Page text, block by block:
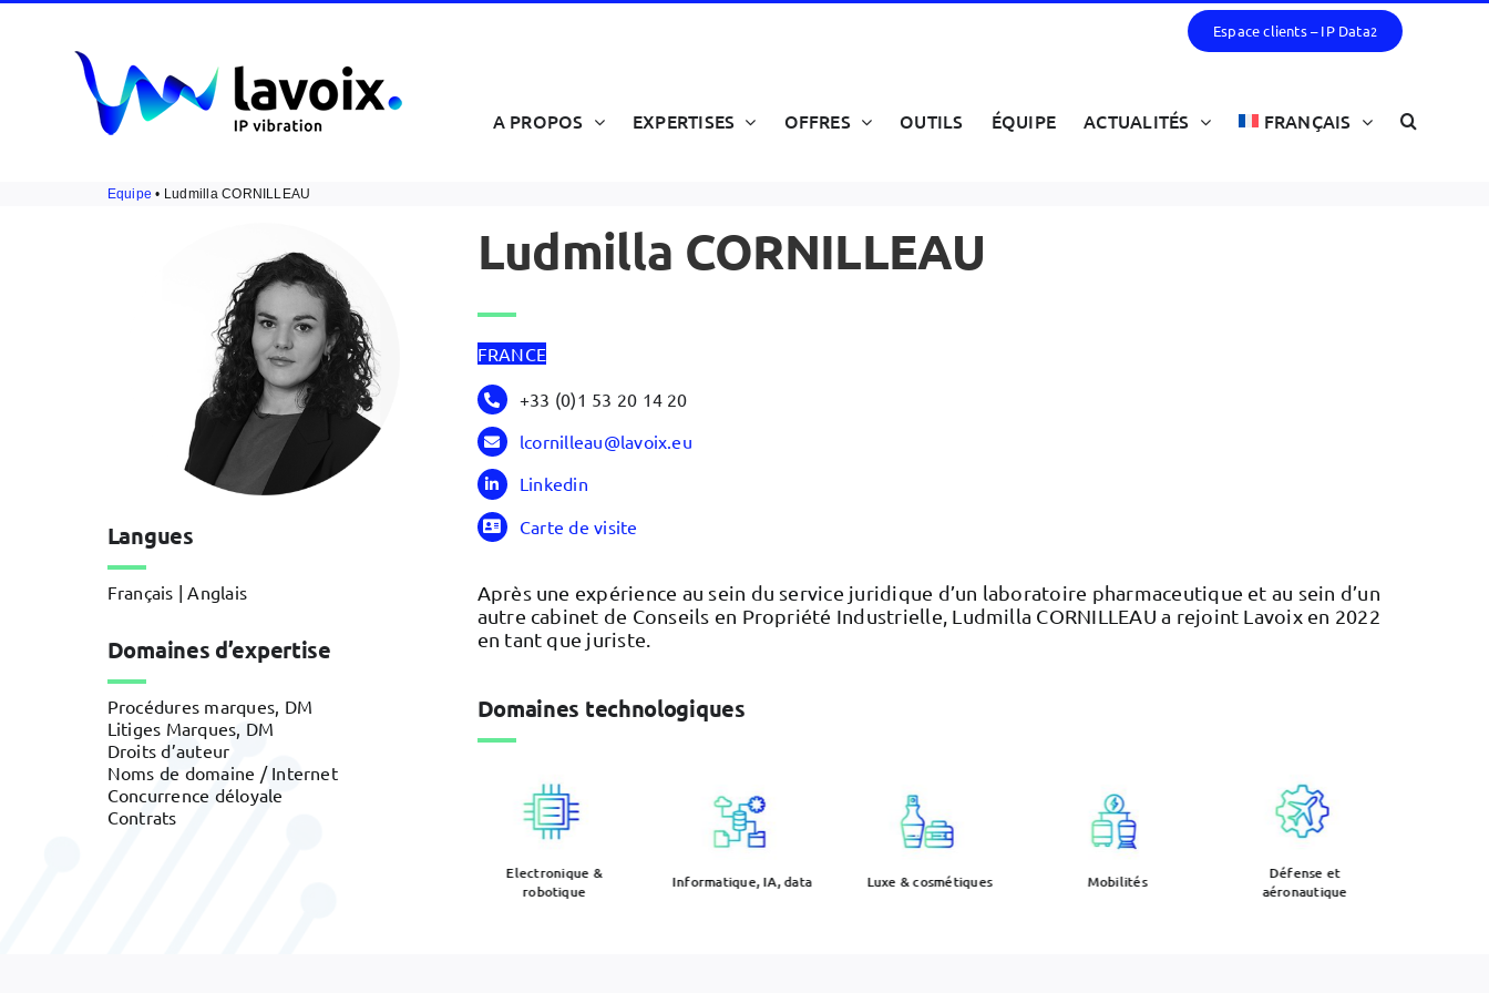
Espace clients – IP Data2
A PROPOS EXPERTISES OFFRES OUTILS ÉQUIPE ACTUALITÉS FRANÇAIS
Equipe • Ludmilla CORNILLEAU
Langues
Français | Anglais
Domaines d’expertise
Procédures marques, DM
Litiges Marques, DM
Droits d’auteur
Noms de domaine / Internet
Concurrence déloyale
Contrats
Ludmilla CORNILLEAU
FRANCE
+33 (0)1 53 20 14 20
lcornilleau@lavoix.eu
Linkedin
Carte de visite
Après une expérience au sein du service juridique d’un laboratoire pharmaceutique et au sein d’un
autre cabinet de Conseils en Propriété Industrielle, Ludmilla CORNILLEAU a rejoint Lavoix en 2022
en tant que juriste.
Domaines technologiques
Electronique &
robotique
Informatique, IA, data Luxe & cosmétiques Mobilités
Défense et
aéronautique